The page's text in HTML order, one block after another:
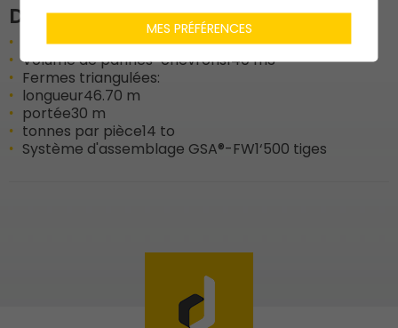
Données techniques
Surface toiture bois2‘200 m2
Volume de pannes-chevrons140 m3
Fermes triangulées:
longueur46.70 m
portée30 m
tonnes par pièce14 to
Système d'assemblage GSA®-FW1‘500 tiges
MES PRÉFÉRENCES